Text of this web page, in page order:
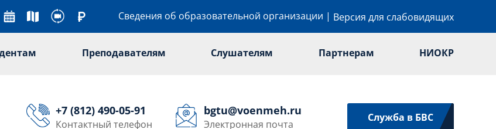
Сведения об образовательной организации | Версия для слабовидящих
Преподавателям Слушателям Партнерам НИОКР
+7 (812) 490-05-91
Контактный телефон
bgtu@voenmeh.ru
Электронная почта
Служба в БВС